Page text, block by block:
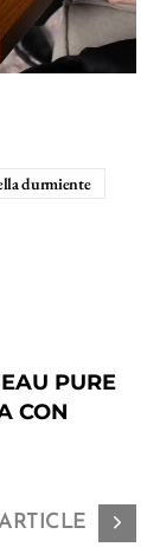
durmiente
PURE
CON